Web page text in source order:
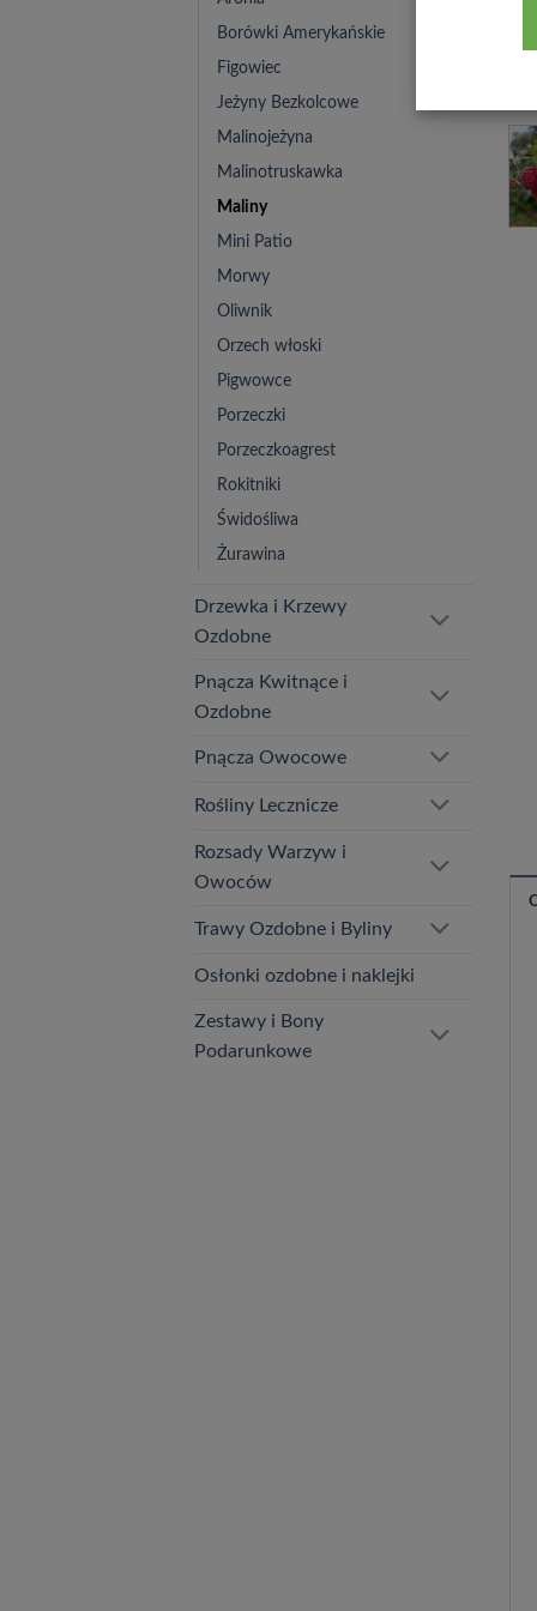
Borówki Amerykańskie
Figowiec
Jeżyny Bezkolcowe
Malinojeżyna
Malinotruskawka
Maliny
Mini Patio
Morwy
Oliwnik
Orzech włoski
Pigwowce
Porzeczki
Porzeczkoagrest
Rokitniki
Świdośliwa
Żurawina
Drzewka i Krzewy
Ozdobne
Pnącza Kwitnące i
Ozdobne
Pnącza Owocowe
Rośliny Lecznicze
Rozsady Warzyw i
Owoców
Trawy Ozdobne i Byliny
Osłonki ozdobne i naklejki
Zestawy i Bony
Podarunkowe